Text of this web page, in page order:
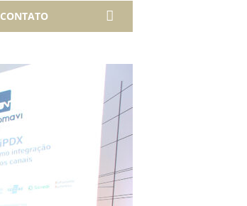
CONTATO